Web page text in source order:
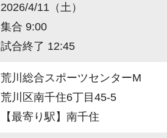
2026/4/11（土）
集合 9:00
試合終了 12:45
荒川総合スポーツセンターM
荒川区南千住6丁目45-5
【最寄り駅】南千住